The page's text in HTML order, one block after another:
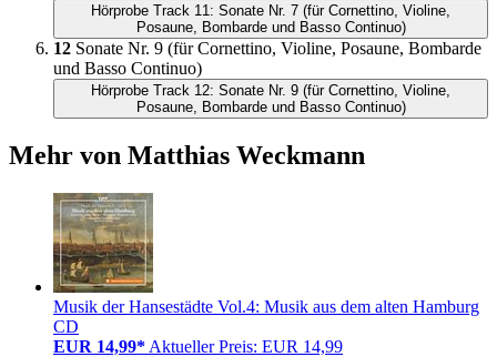
Hörprobe Track 11: Sonate Nr. 7 (für Cornettino, Violine,
Posaune, Bombarde und Basso Continuo)
12 Sonate Nr. 9 (für Cornettino, Violine, Posaune, Bombarde
und Basso Continuo)
Hörprobe Track 12: Sonate Nr. 9 (für Cornettino, Violine,
Posaune, Bombarde und Basso Continuo)
Mehr von Matthias Weckmann
Musik der Hansestädte Vol.4: Musik aus dem alten Hamburg
CD
EUR 14,99* Aktueller Preis: EUR 14,99